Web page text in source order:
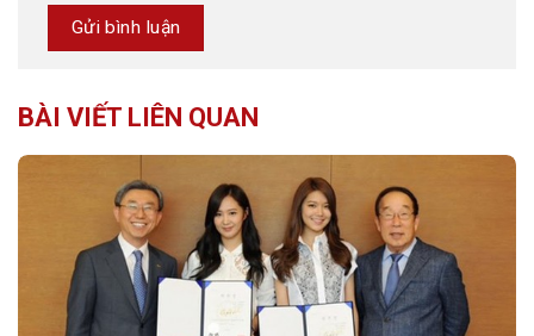
BÀI VIẾT LIÊN QUAN